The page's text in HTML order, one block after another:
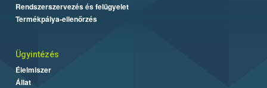
Rendszerszervezés és felügyelet
Termékpálya-ellenőrzés
Ügyintézés
Élelmiszer
Állat